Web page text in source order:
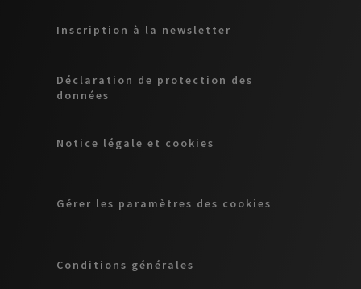
Inscription à la newsletter
Déclaration de protection des
données
Notice légale et cookies
Gérer les paramètres des cookies
Conditions générales